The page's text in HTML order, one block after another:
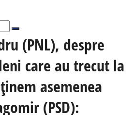
(PNL), despre
care au trecut la
asemenea
(PSD):